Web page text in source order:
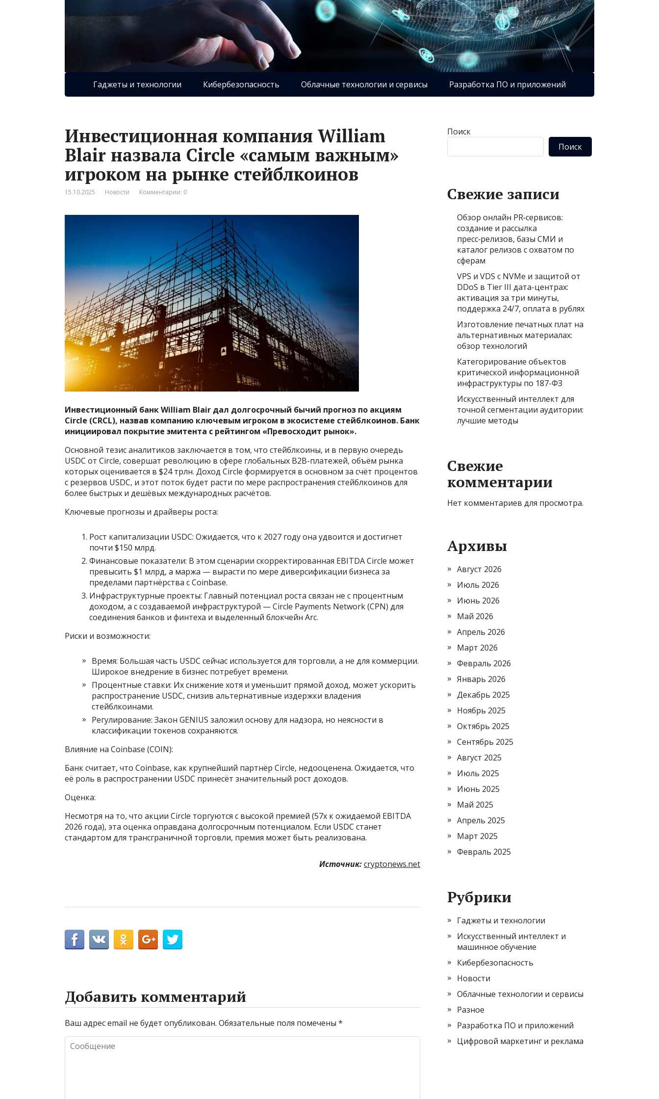
Гаджеты и технологии Кибербезопасность Облачные технологии и сервисы Разработка ПО и приложений
Инвестиционная компания William
Blair назвала Circle «самым важным»
игроком на рынке стейблкоинов
15.10.2025 Новости Комментарии: 0
Инвестиционный банк William Blair дал долгосрочный бычий прогноз по акциям
Circle (CRCL), назвав компанию ключевым игроком в экосистеме стейблкоинов. Банк
инициировал покрытие эмитента с рейтингом «Превосходит рынок».
Основной тезис аналитиков заключается в том, что стейблкоины, и в первую очередь
USDC от Circle, совершат революцию в сфере глобальных B2B-платежей, объём рынка
которых оценивается в $24 трлн. Доход Circle формируется в основном за счёт процентов
с резервов USDC, и этот поток будет расти по мере распространения стейблкоинов для
более быстрых и дешёвых международных расчётов.
Ключевые прогнозы и драйверы роста:
Рост капитализации USDC: Ожидается, что к 2027 году она удвоится и достигнет
почти $150 млрд.
Финансовые показатели: В этом сценарии скорректированная EBITDA Circle может
превысить $1 млрд, а маржа — вырасти по мере диверсификации бизнеса за
пределами партнёрства с Coinbase.
Инфраструктурные проекты: Главный потенциал роста связан не с процентным
доходом, а с создаваемой инфраструктурой — Circle Payments Network (CPN) для
соединения банков и финтеха и выделенный блокчейн Arc.
Риски и возможности:
Время: Большая часть USDC сейчас используется для торговли, а не для коммерции.
Широкое внедрение в бизнес потребует времени.
Процентные ставки: Их снижение хотя и уменьшит прямой доход, может ускорить
распространение USDC, снизив альтернативные издержки владения
стейблкоинами.
Регулирование: Закон GENIUS заложил основу для надзора, но неясности в
классификации токенов сохраняются.
Влияние на Coinbase (COIN):
Банк считает, что Coinbase, как крупнейший партнёр Circle, недооценена. Ожидается, что
её роль в распространении USDC принесёт значительный рост доходов.
Оценка:
Несмотря на то, что акции Circle торгуются с высокой премией (57x к ожидаемой EBITDA
2026 года), эта оценка оправдана долгосрочным потенциалом. Если USDC станет
стандартом для трансграничной торговли, премия может быть реализована.
Источник:cryptonews.net
Добавить комментарий
Ваш адрес email не будет опубликован. Обязательные поля помечены *
Поиск
Поиск
Свежие записи
Обзор онлайн PR‑сервисов:
создание и рассылка
пресс‑релизов, базы СМИ и
каталог релизов с охватом по
сферам
VPS и VDS с NVMe и защитой от
DDoS в Tier III дата-центрах:
активация за три минуты,
поддержка 24/7, оплата в рублях
Изготовление печатных плат на
альтернативных материалах:
обзор технологий
Категорирование объектов
критической информационной
инфраструктуры по 187-ФЗ
Искусственный интеллект для
точной сегментации аудитории:
лучшие методы
Свежие
комментарии
Нет комментариев для просмотра.
Архивы
Август 2026
Июль 2026
Июнь 2026
Май 2026
Апрель 2026
Март 2026
Февраль 2026
Январь 2026
Декабрь 2025
Ноябрь 2025
Октябрь 2025
Сентябрь 2025
Август 2025
Июль 2025
Июнь 2025
Май 2025
Апрель 2025
Март 2025
Февраль 2025
Рубрики
Гаджеты и технологии
Искусственный интеллект и
машинное обучение
Кибербезопасность
Новости
Облачные технологии и сервисы
Разное
Разработка ПО и приложений
Цифровой маркетинг и реклама